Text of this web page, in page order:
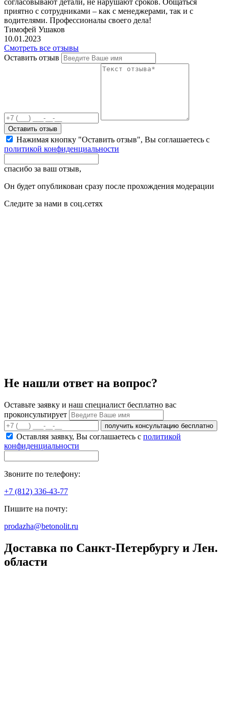
приятно с сотрудниками – как с менеджерами, так и с
водителями. Профессионалы своего дела!
Тимофей Ушаков
10.01.2023
Смотреть все отзывы
Оставить отзыв
Оставить отзыв
Нажимая кнопку "Оставить отзыв", Вы соглашаетесь с
политикой конфиденциальности
спасибо за ваш отзыв,
Он будет опубликован сразу после прохождения модерации
Следите за нами в соц.сетях
Не нашли ответ на вопрос?
Оставьте заявку и наш специалист бесплатно вас
проконсультирует
получить консультацию бесплатно
Оставляя заявку, Вы соглашаетесь с политикой
конфиденциальности
Звоните по телефону:
+7 (812) 336-43-77
Пишите на почту:
prodazha@betonolit.ru
Доставка по Санкт-Петербургу и Лен.
области